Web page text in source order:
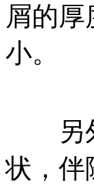
屑的
小。
另外
状，伴